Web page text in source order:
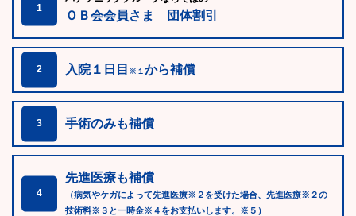
1
ＯＢ会会員さま 団体割引
2 入院１日目 ※１ から補償
3 手術のみも補償
4
先進医療も補償
（病気やケガによって先進医療※２を受けた場合、先進医療※２の
技術料※３と一時金※４をお支払いします。※５）